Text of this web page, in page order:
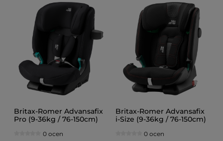
Britax-Romer Advansafix
Pro (9-36kg / 76-150cm)
0 ocen
Britax-Romer Advansafix
i-Size (9-36kg / 76-150cm)
0 ocen